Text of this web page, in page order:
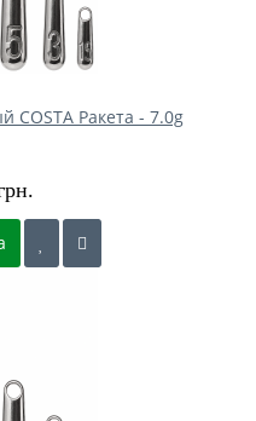
COSTA Ракета - 7.0g